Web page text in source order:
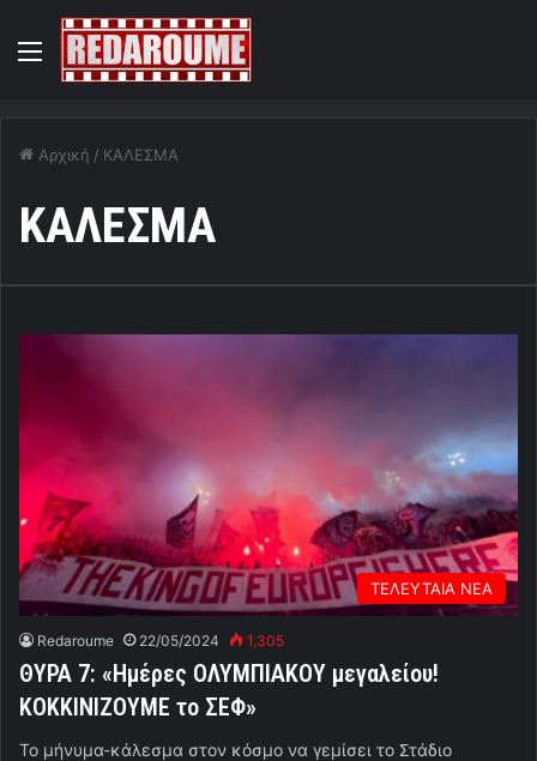
Menu
Αρχική / ΚΑΛΕΣΜΑ
ΚΑΛΕΣΜΑ
ΤΕΛΕΥΤΑΙΑ ΝΕΑ
Redaroume 22/05/2024 1,305
ΘΥΡΑ 7: «Ημέρες ΟΛΥΜΠΙΑΚΟΥ μεγαλείου!
ΚΟΚΚΙΝΙΖΟΥΜΕ το ΣΕΦ»
Το μήνυμα-κάλεσμα στον κόσμο να γεμίσει το Στάδιο